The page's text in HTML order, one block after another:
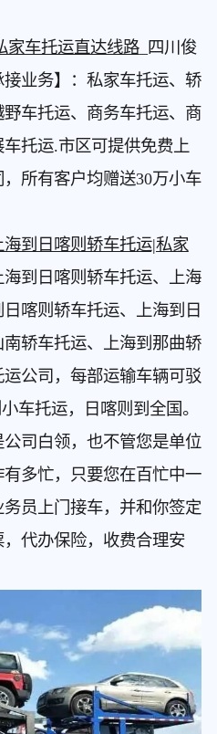
家车托运直达线路_四川俊
业务】：私家车托运、轿
车托运、商务车托运、商
托运.市区可提供免费上
所有客户均赠送30万小车
海到日喀则轿车托运|私家
到日喀则轿车托运、上海
喀则轿车托运、上海到日
轿车托运、上海到那曲轿
公司，每部运输车辆可驳
车托运，日喀则到全国。
司白领，也不管您是单位
多忙，只要您在百忙中一
员上门接车，并和你签定
代办保险，收费合理安